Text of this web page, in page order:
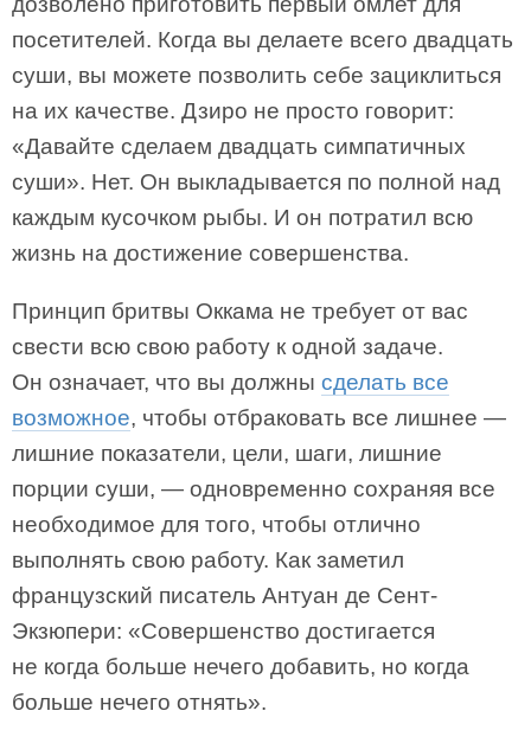
посетителей. Когда вы делаете всего двадцать
суши, вы можете позволить себе зациклиться
на их качестве. Дзиро не просто говорит:
«Давайте сделаем двадцать симпатичных
суши». Нет. Он выкладывается по полной над
каждым кусочком рыбы. И он потратил всю
жизнь на достижение совершенства.
Принцип бритвы Оккама не требует от вас
свести всю свою работу к одной задаче.
Он означает, что вы должны сделать все
возможное, чтобы отбраковать все лишнее —
лишние показатели, цели, шаги, лишние
порции суши, — одновременно сохраняя все
необходимое для того, чтобы отлично
выполнять свою работу. Как заметил
французский писатель Антуан де Сент-
Экзюпери: «Совершенство достигается
не когда больше нечего добавить, но когда
больше нечего отнять».